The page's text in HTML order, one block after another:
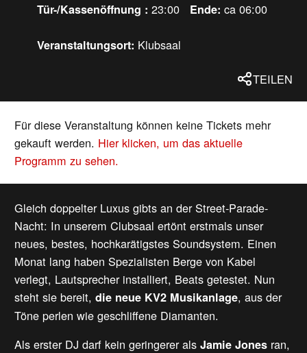
Tür-/Kassenöffnung : 23:00 Ende: ca 06:00
Veranstaltungsort: Klubsaal
TEILEN
Für diese Veranstaltung können keine Tickets mehr
gekauft werden. Hier klicken, um das aktuelle
Programm zu sehen.
Gleich doppelter Luxus gibts an der Street-Parade-
Nacht: In unserem Clubsaal ertönt erstmals unser
neues, bestes, hochkarätigstes Soundsystem. Einen
Monat lang haben Spezialisten Berge von Kabel
verlegt, Lautsprecher installiert, Beats getestet. Nun
steht sie bereit,die neue KV2 Musikanlage, aus der
Töne perlen wie geschliffene Diamanten.
Als erster DJ darf kein geringerer alsJamie Jones ran,